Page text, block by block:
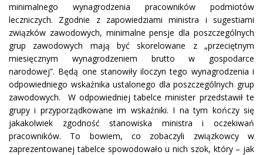
minimalnego wynagrodzenia pracowników podmiotów
leczniczych. Zgodnie z zapowiedziami ministra i sugestiami
związków zawodowych, minimalne pensje dla poszczególnych
grup zawodowych mają być skorelowane z „przeciętnym
miesięcznym wynagrodzeniem brutto w gospodarce
narodowej”. Będą one stanowiły iloczyn tego wynagrodzenia i
odpowiedniego wskaźnika ustalonego dla poszczególnych grup
zawodowych. W odpowiedniej tabelce minister przedstawił te
grupy i przyporządkowane im wskaźniki. I na tym kończy się
jakakolwiek zgodność stanowiska ministra i oczekiwań
pracowników. To bowiem, co zobaczyli związkowcy w
zaprezentowanej tabelce spowodowało u nich szok, który – jak